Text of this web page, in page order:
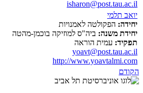
isharon@post.tau.ac.il
יואב תלמי
יחידה: הפקולטה לאמנויות
יחידת משנה: ביה"ס למוזיקה בוכמן-מהטה
תפקיד: עמית הוראה
yoavt@post.tau.ac.il
http://www.yoavtalmi.com
הקודם